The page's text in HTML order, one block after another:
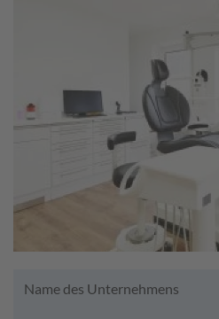
Name des Unternehmens